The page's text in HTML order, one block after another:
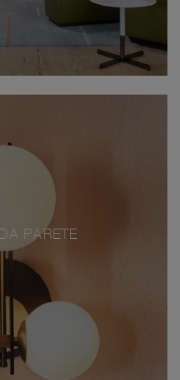
PARETE